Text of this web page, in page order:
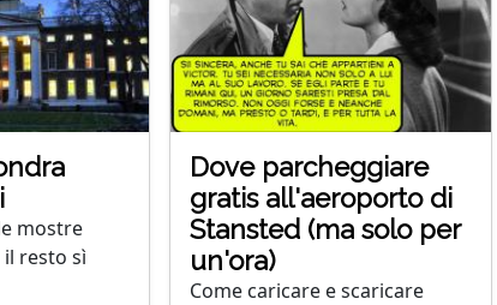
mostre
resto sì
Dove parcheggiare
gratis all'aeroporto di
Stansted (ma solo per
un'ora)
Come caricare e scaricare